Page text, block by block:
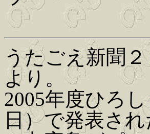
うたごえ新聞
より。
2005年度ひろ
日）で発表さ